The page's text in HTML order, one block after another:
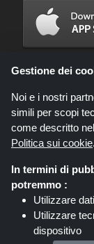
Codicegratuito.it
da diversi
ad intervenire
offerte.
Gestione dei
Noi e i nostri
simili per scopi
come descritto
Politica sui cookie.
In termini di
potremmo :
Utilizzare
Utilizzare
dispositivo